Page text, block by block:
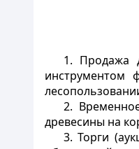
1. Продажа
инструментом
2.
древесины на
3. Торги